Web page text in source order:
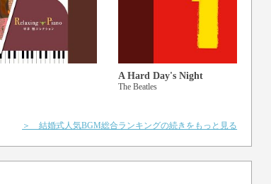
A Hard Day's Night
The Beatles
＞ 結婚式人気BGM総合ランキングの続きをもっと見る